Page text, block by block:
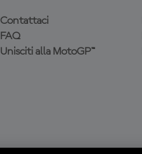
Contattaci
FAQ
Unisciti alla MotoGP™